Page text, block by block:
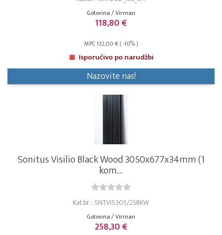
Gotovina / Virman
118,80 €
MPC 132,00 € ( -10% )
Isporučivo po narudžbi
Nazovite nas!
Sonitus Visilio Black Wood 3050x677x34mm (1
kom....
Kat.br. : SNTVIS305/25BKW
Gotovina / Virman
258,30 €